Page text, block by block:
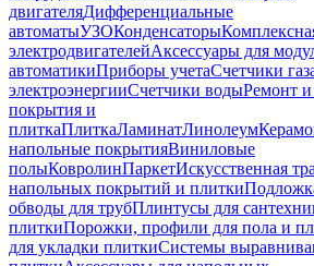
двигателяДифференциальные
автоматыУЗОКонденсаторы
электродвигателейАксессуары для
автоматикиПриборы учетаСчетчики
электроэнергииСчетчики водыРемонт и
покрытия и
плиткаПлиткаЛаминатЛинолеум
напольные покрытияВиниловые
полыКовролинПаркетИскусственная
напольных покрытий и плитки
обводы для трубПлинтусы для
плиткиПорожки, профили для пола и
для укладки плиткиСистемы